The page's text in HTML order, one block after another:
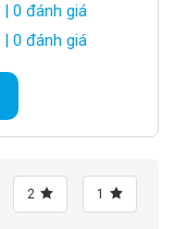
| 0 đánh giá
| 0 đánh giá
2 1